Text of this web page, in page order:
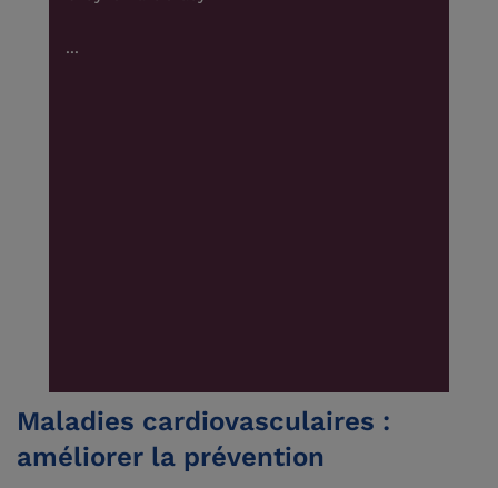
...
Maladies cardiovasculaires :
améliorer la prévention